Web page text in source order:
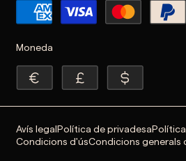
Moneda
Avís legalPolítica de privadesa
Condicions d'úsCondicions